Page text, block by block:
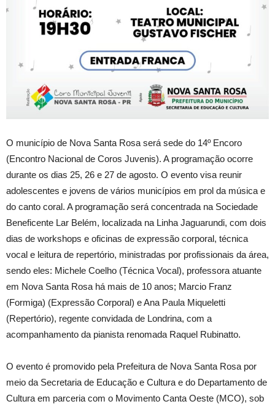
O município de Nova Santa Rosa será sede do 14º Encoro
(Encontro Nacional de Coros Juvenis). A programação ocorre
durante os dias 25, 26 e 27 de agosto. O evento visa reunir
adolescentes e jovens de vários municípios em prol da música e
do canto coral. A programação será concentrada na Sociedade
Beneficente Lar Belém, localizada na Linha Jaguarundi, com dois
dias de workshops e oficinas de expressão corporal, técnica
vocal e leitura de repertório, ministradas por profissionais da área,
sendo eles: Michele Coelho (Técnica Vocal), professora atuante
em Nova Santa Rosa há mais de 10 anos; Marcio Franz
(Formiga) (Expressão Corporal) e Ana Paula Miqueletti
(Repertório), regente convidada de Londrina, com a
acompanhamento da pianista renomada Raquel Rubinatto.
O evento é promovido pela Prefeitura de Nova Santa Rosa por
meio da Secretaria de Educação e Cultura e do Departamento de
Cultura em parceria com o Movimento Canta Oeste (MCO), sob